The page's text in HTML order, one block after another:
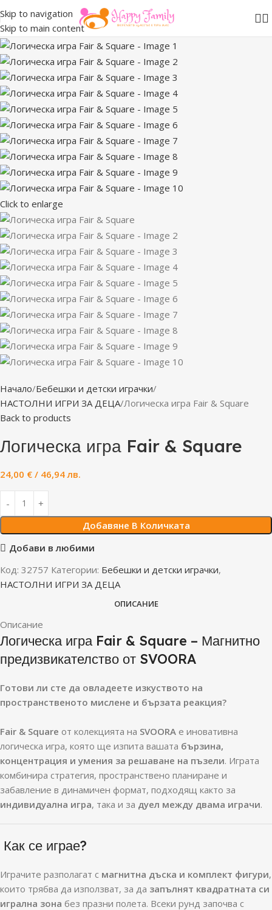
Skip to navigation
Skip to main content
Click to enlarge
Начало Бебешки и детски играчки
НАСТОЛНИ ИГРИ ЗА ДЕЦА Логическа игра Fair & Square
Back to products
Логическа игра Fair & Square
24,00 € / 46,94 лв.
Добавяне В Количката
Добави в любими
Код: 32757 Категории: Бебешки и детски играчки,
НАСТОЛНИ ИГРИ ЗА ДЕЦА
ОПИСАНИЕ
Описание
Логическа игра Fair & Square – Магнитно
предизвикателство от SVOORA
Готови ли сте да овладеете изкуството на
пространственото мислене и бързата реакция?
Fair & Square от колекцията на SVOORA е иновативна
логическа игра, която ще изпита вашата бързина,
концентрация и умения за решаване на пъзели. Играта
комбинира стратегия, пространствено планиране и
забавление в динамичен формат, подходящ както за
индивидуална игра, така и за дуел между двама играчи.
Как се играе?
Играчите разполагат с магнитна дъска и комплект фигури,
които трябва да използват, за да запълнят квадратната си
игрална зона без празни полета. Всеки рунд започва с